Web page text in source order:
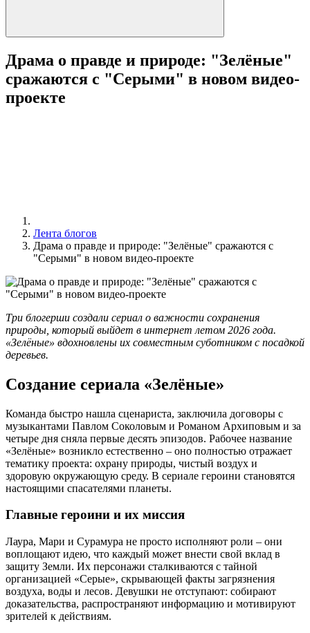
Драма о правде и природе: "Зелёные"
сражаются с "Серыми" в новом видео-
проекте
Лента блогов
Драма о правде и природе: "Зелёные" сражаются с
"Серыми" в новом видео-проекте
Три блогерши создали сериал о важности сохранения
природы, который выйдет в интернет летом 2026 года.
«Зелёные» вдохновлены их совместным суботником с посадкой
деревьев.
Создание сериала «Зелёные»
Команда быстро нашла сценариста, заключила договоры с
музыкантами Павлом Соколовым и Романом Архиповым и за
четыре дня сняла первые десять эпизодов. Рабочее название
«Зелёные» возникло естественно – оно полностью отражает
тематику проекта: охрану природы, чистый воздух и
здоровую окружающую среду. В сериале героини становятся
настоящими спасателями планеты.
Главные героини и их миссия
Лаура, Мари и Сурамура не просто исполняют роли – они
воплощают идею, что каждый может внести свой вклад в
защиту Земли. Их персонажи сталкиваются с тайной
организацией «Серые», скрывающей факты загрязнения
воздуха, воды и лесов. Девушки не отступают: собирают
доказательства, распространяют информацию и мотивируют
зрителей к действиям.